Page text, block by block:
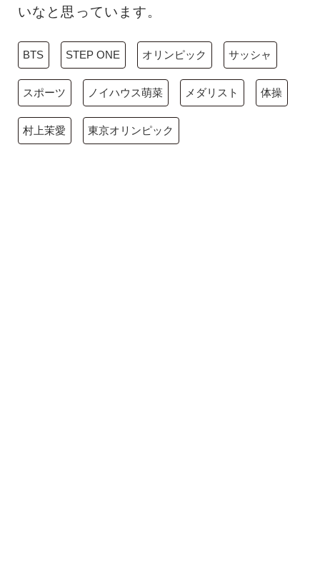
いなと思っています。
BTS STEP ONE オリンピック サッシャ
スポーツ ノイハウス萌菜 メダリスト 体操
村上茉愛 東京オリンピック